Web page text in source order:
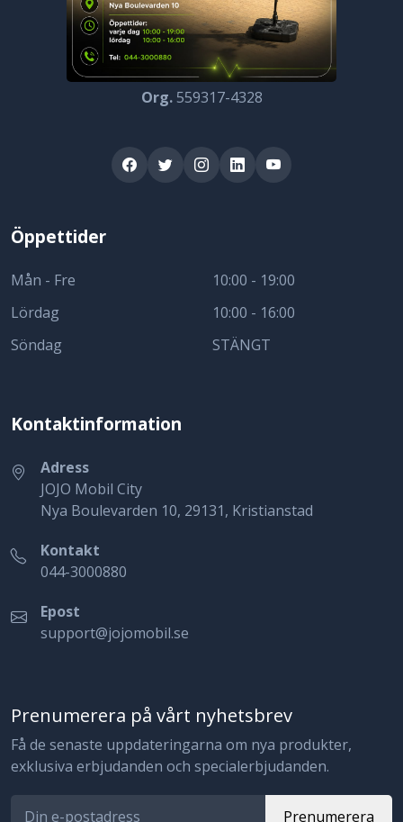
Org.559317-4328
Öppettider
Mån - Fre
Lördag
Söndag
10:00 - 19:00
10:00 - 16:00
STÄNGT
Kontaktinformation
Adress
JOJO Mobil City
Nya Boulevarden 10, 29131, Kristianstad
Kontakt
044-3000880
Epost
support@jojomobil.se
Prenumerera på vårt nyhetsbrev
Få de senaste uppdateringarna om nya produkter,
exklusiva erbjudanden och specialerbjudanden.
Prenumerera